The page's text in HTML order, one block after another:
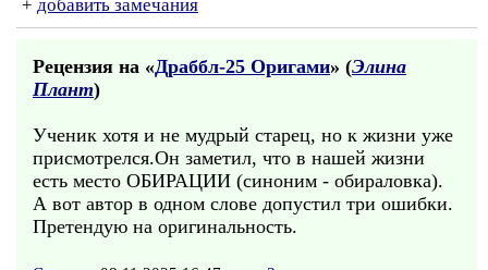
+ добавить замечания
Рецензия на «Драббл-25 Оригами» (Элина
Плант)
Ученик хотя и не мудрый старец, но к жизни уже
присмотрелся.Он заметил, что в нашей жизни
есть место ОБИРАЦИИ (синоним - обираловка).
А вот автор в одном слове допустил три ошибки.
Претендую на оригинальность.